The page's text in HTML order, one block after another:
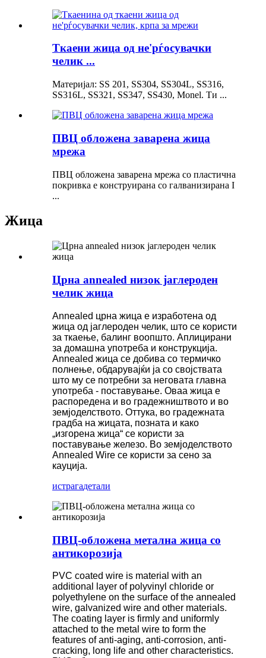
Ткаени жица од не'рѓосувачки
челик ...
Материјал: SS 201, SS304, SS304L, SS316,
SS316L, SS321, SS347, SS430, Monel. Ти ...
ПВЦ обложена заварена жица
мрежа
ПВЦ обложена заварена мрежа со пластична
покривка е конструирана со галванизирана I
...
Жица
Црна annealed низок јаглероден
челик жица
Annealed црна жица е изработена од
жица од јаглероден челик, што се користи
за ткаење, балинг воопшто. Аплицирани
за домашна употреба и конструкција.
Annealed жица се добива со термичко
полнење, обдарувајќи ја со својствата
што му се потребни за неговата главна
употреба - поставување. Оваа жица е
распоредена и во градежништвото и во
земјоделството. Оттука, во градежната
градба на жицата, позната и како
„изгорена жица“ се користи за
поставување железо. Во земјоделството
Annealed Wire се користи за сено за
кауција.
истрагадетали
ПВЦ-обложена метална жица со
антикорозија
PVC coated wire is material with an
additional layer of polyvinyl chloride or
polyethylene on the surface of the annealed
wire, galvanized wire and other materials.
The coating layer is firmly and uniformly
attached to the metal wire to form the
features of anti-aging, anti-corrosion, anti-
cracking, long life and other characteristics.